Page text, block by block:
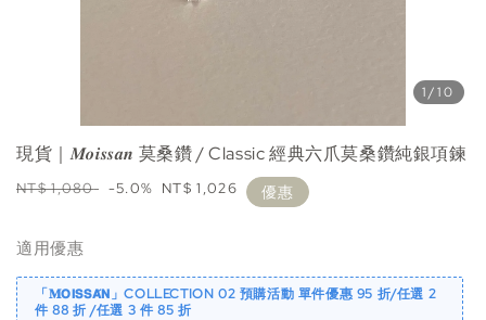
1/10
現貨｜𝑴𝒐𝒊𝒔𝒔𝒂𝒏 莫桑鑽 / Classic 經典六爪莫桑鑽純銀項鍊
Regular
NT$ 1,080 -5.0% Sale
NT$ 1,026 優惠
適用優惠
「𝐌𝗢𝗜𝗦𝗦𝗔́𝗡」COLLECTION 02 預購活動 單件優惠 95 折/任選 2
件 88 折 /任選 3 件 85 折